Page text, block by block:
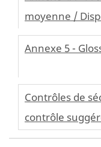
moyenne /
Annexe 5 -
Contrôles de
contrôle